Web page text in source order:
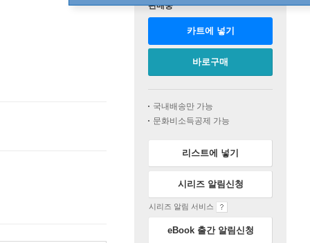
판매중
카트에 넣기
바로구매
국내배송만 가능
문화비소득공제 가능
리스트에 넣기
시리즈 알림신청
시리즈 알림 서비스
eBook 출간 알림신청